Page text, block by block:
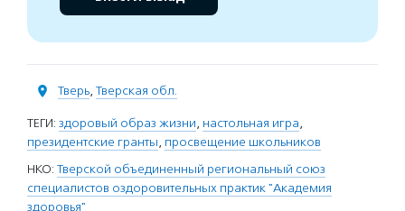
Тверь, Тверская обл.
ТЕГИ: здоровый образ жизни, настольная игра,
президентские гранты, просвещение школьников
НКО: Тверской объединенный региональный союз
специалистов оздоровительных практик "Академия
здоровья"